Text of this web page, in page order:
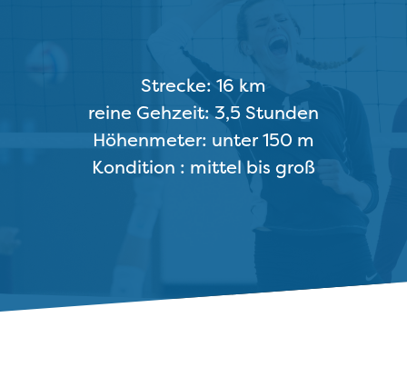
Strecke: 16 km
reine Gehzeit: 3,5 Stunden
Höhenmeter: unter 150 m
Kondition : mittel bis groß